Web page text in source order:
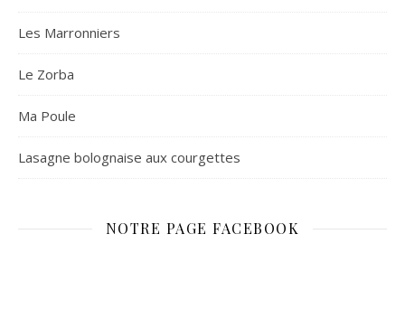
Les Marronniers
Le Zorba
Ma Poule
Lasagne bolognaise aux courgettes
NOTRE PAGE FACEBOOK